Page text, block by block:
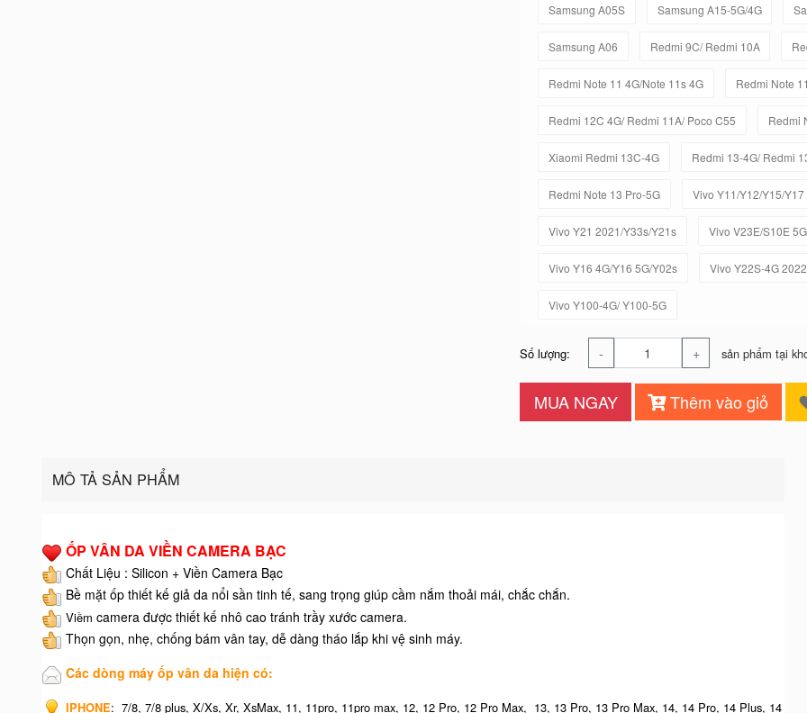
Samsung A05S Samsung A15-5G/4G
Samsung A06 Redmi 9C/ Redmi 10A
Redmi Note 11 4G/Note 11s 4G Redmi Note
Redmi 12C 4G/ Redmi 11A/ Poco C55 Redmi
Xiaomi Redmi 13C-4G Redmi 13-4G/ Redmi
Redmi Note 13 Pro-5G Vivo Y11/Y12/Y15/Y17
Vivo Y21 2021/Y33s/Y21s Vivo V23E/S10E 5G
Vivo Y16 4G/Y16 5G/Y02s Vivo Y22S-4G
Vivo Y100-4G/ Y100-5G
Số lượng: - + sản phẩm tại
MUA NGAY Thêm vào giỏ
MÔ TẢ SẢN PHẨM
ỐP VÂN DA VIỀN CAMERA BẠC
Chất Liệu : Silicon + Viền Camera Bạc
Bề mặt ốp thiết kế giả da nổi sần tinh tế, sang trọng giúp cầm nắm thoải mái, chắc chắn.
Viềm camera được thiết kế nhô cao tránh trầy xước camera.
Thọn gọn, nhẹ, chống bám vân tay, dễ dàng tháo lắp khi vệ sinh máy.
Các dòng máy ốp vân da hiện có:
IPHONE: 7/8, 7/8 plus, X/Xs, Xr, XsMax, 11, 11pro, 11pro max, 12, 12 Pro, 12 Pro Max, 13, 13 Pro, 13 Pro Max, 14, 14 Pro, 14 Plus, 14